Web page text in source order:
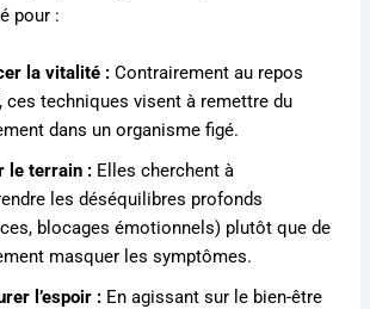
pour :
la vitalité : Contrairement au repos
ces techniques visent à remettre du
dans un organisme figé.
le terrain : Elles cherchent à
les déséquilibres profonds
blocages émotionnels) plutôt que de
masquer les symptômes.
l’espoir : En agissant sur le bien-être